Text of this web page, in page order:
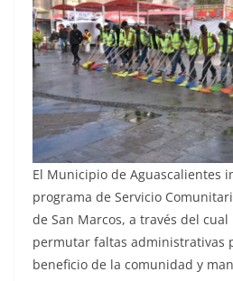
El Municipio de Aguascalientes
programa de Servicio
de San Marcos, a través del
permutar faltas administrativas
beneficio de la comunidad y